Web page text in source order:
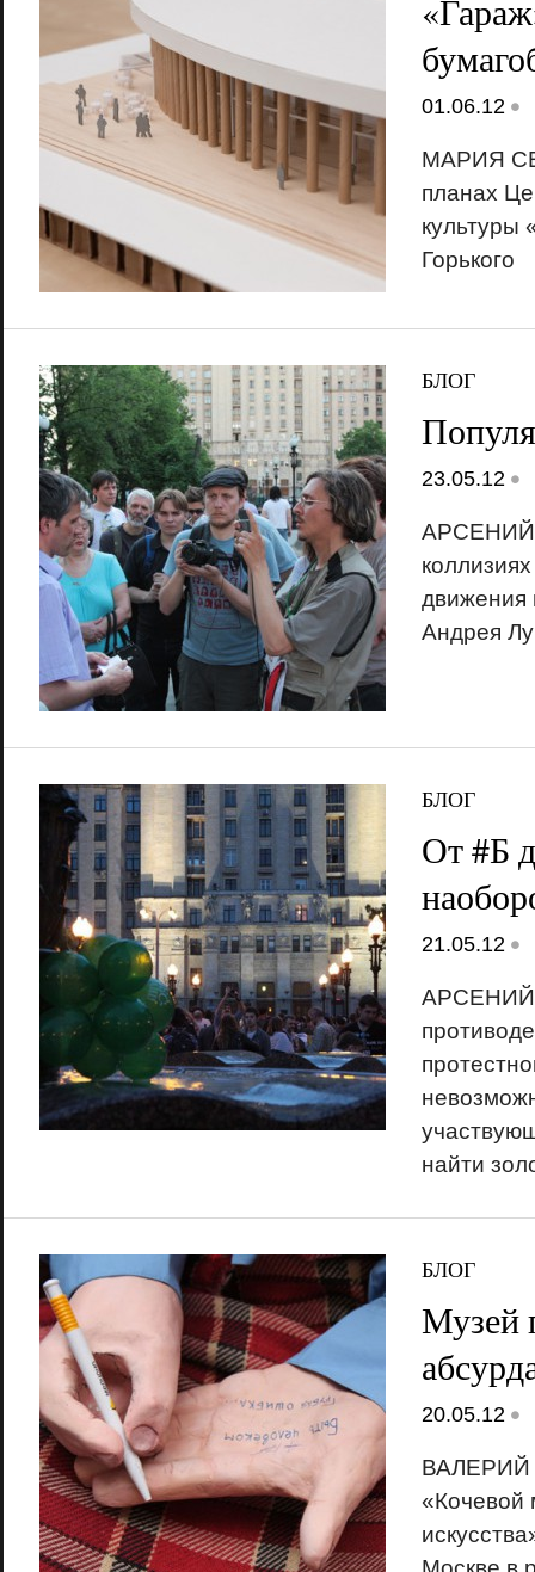
01.06.12 •
МАРИЯ
планах
культуры
Горького
БЛОГ
23.05.12 •
АРСЕНИЙ
движения
Андрея
БЛОГ
От #Б
21.05.12 •
найти
БЛОГ
Музей
20.05.12 •
ВАЛЕРИЙ
«Кочевой